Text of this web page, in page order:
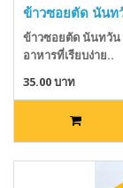
ข้าวซอยตัด นันท
ข้าวซอยตัด นันทวัน
อาหารที่เรียบง่าย..
35.00 บาท